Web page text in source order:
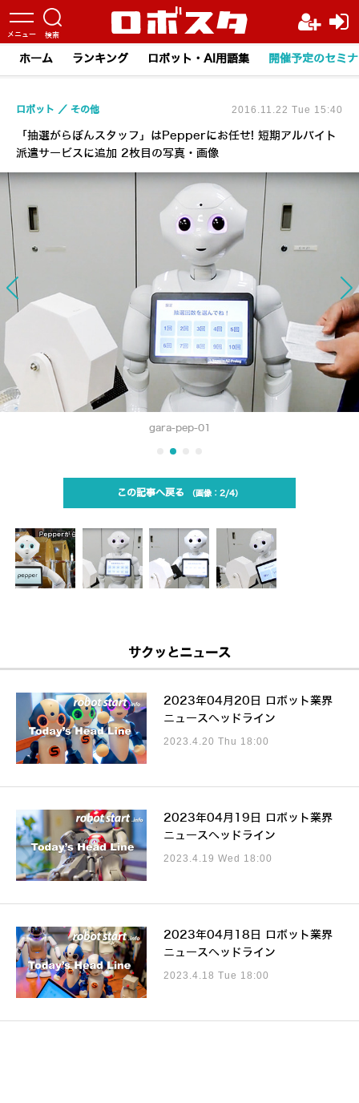
ホーム ランキング ロボット・AI用語集 開催予定のセミ
「抽選がらぽんスタッフ」はPepperにお任せ! 短期アルバイト
派遣サービスに追加 2枚目の写真・画像
ロボット その他 2016.11.22 Tue 15:40
gara-pep-01
この記事へ戻る 2/4
サクッとニュース
2023年04月20日 ロボット業界
ニュースヘッドライン
2023.4.20 Thu 18:00
2023年04月19日 ロボット業界
ニュースヘッドライン
2023.4.19 Wed 18:00
2023年04月18日 ロボット業界
ニュースヘッドライン
2023.4.18 Tue 18:00